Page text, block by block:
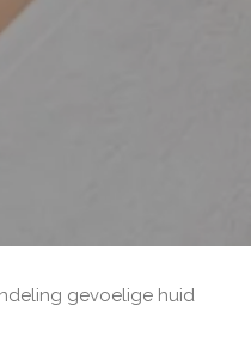
gevoelige huid